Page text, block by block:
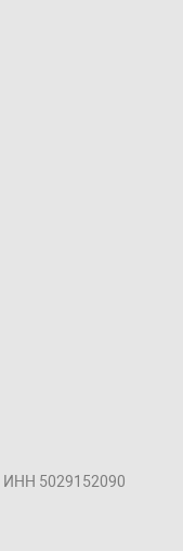
ИНН 5029152090